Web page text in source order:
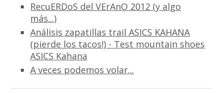
RecuERDoS del VErAnO 2012 (y algo
más...)
Análisis zapatillas trail ASICS KAHANA
(pierde los tacos!) - Test mountain shoes
ASICS Kahana
A veces podemos volar...